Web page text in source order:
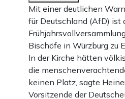
Mit einer deutlichen
für Deutschland (AfD) ist
Bischöfe in Würzburg zu
In der Kirche hätten
die
keinen Platz, sagte
Vorsitzende der